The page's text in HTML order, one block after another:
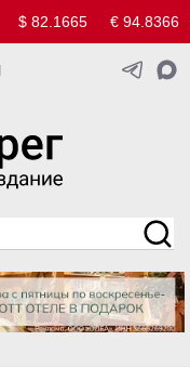
$ 82.1665 € 94.8366